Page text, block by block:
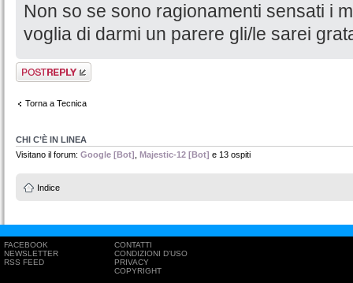
Non so se sono ragionamenti sensati i
voglia di darmi un parere gli/le sarei
Rispondi al
messaggio
Torna a Tecnica
CHI C’È IN LINEA
Visitano il forum: Google [Bot] Majestic-12 [Bot] e 13 ospiti
Indice
FACEBOOK
NEWSLETTER
RSS FEED
CONTATTI
CONDIZIONI D'USO
PRIVACY
COPYRIGHT